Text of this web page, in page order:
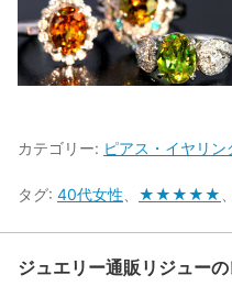
カテゴリー: ピアス・イヤリン
タグ: 40代女性 ★★★★★
ジュエリー通販リジュー